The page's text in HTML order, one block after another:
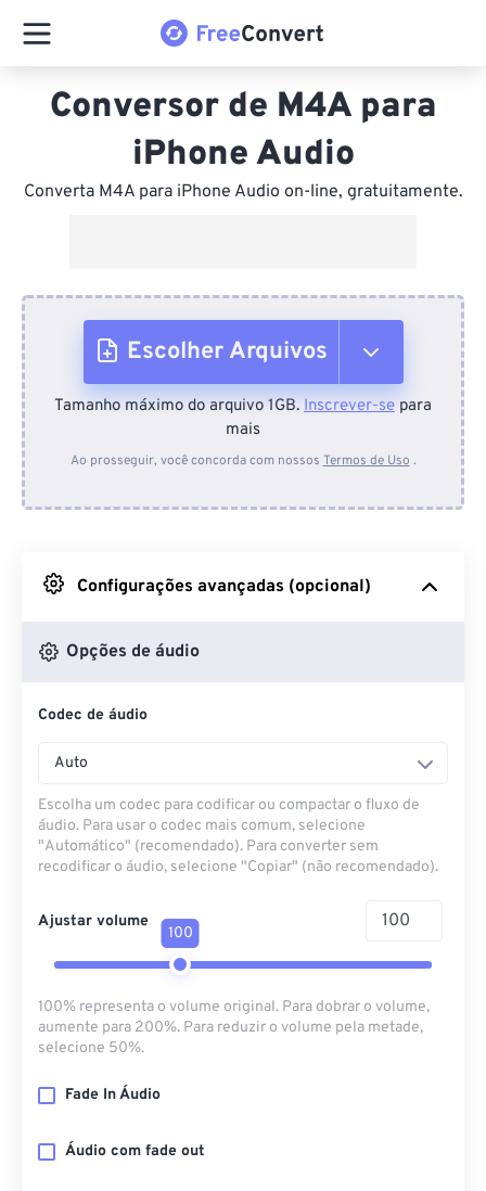
Conversor de M4A para
iPhone Audio
Converta M4A para iPhone Audio on-line, gratuitamente.
Escolher Arquivos
Do dispositivo
Do Google Drive
Do OneDrive
Tamanho máximo do arquivo 1GB. Inscrever-se para
mais
Ao prosseguir, você concorda com nossos Termos de Uso .
Configurações avançadas (opcional)
Opções de áudio
Codec de áudio
Auto
Escolha um codec para codificar ou compactar o fluxo de
áudio. Para usar o codec mais comum, selecione
"Automático" (recomendado). Para converter sem
recodificar o áudio, selecione "Copiar" (não recomendado).
Ajustar volume
100
100% representa o volume original. Para dobrar o volume,
aumente para 200%. Para reduzir o volume pela metade,
selecione 50%.
Fade In Áudio
Áudio com fade out